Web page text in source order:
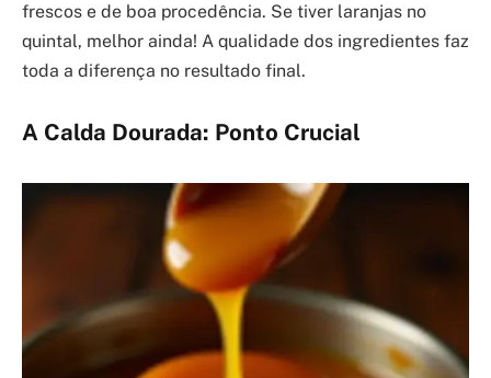
frescos e de boa procedência. Se tiver laranjas no
quintal, melhor ainda! A qualidade dos ingredientes faz
toda a diferença no resultado final.
A Calda Dourada: Ponto Crucial